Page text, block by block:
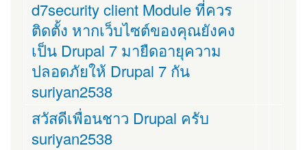
d7security client Module ที่ควร
ติดตั้ง หากเว็บไซต์ของคุณยังคง
เป็น Drupal 7 มายืดอายุความ
ปลอดภัยให้ Drupal 7 กัน
suriyan2538
สวัสดีเพื่อนชาว Drupal ครับ
suriyan2538